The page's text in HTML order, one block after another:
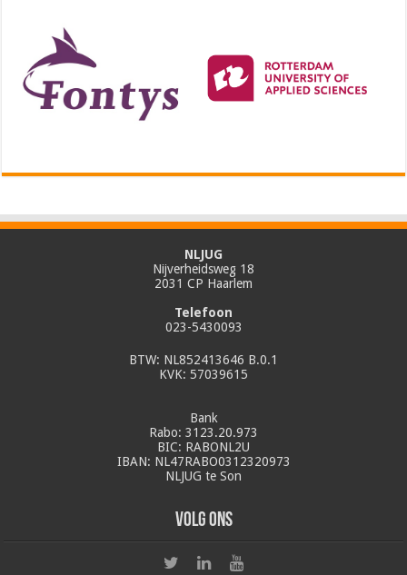
NLJUG
Nijverheidsweg 18
2031 CP Haarlem
Telefoon
023-5430093
BTW: NL852413646 B.0.1
KVK: 57039615
Bank
Rabo: 3123.20.973
BIC: RABONL2U
IBAN: NL47RABO0312320973
NLJUG te Son
Volg ons